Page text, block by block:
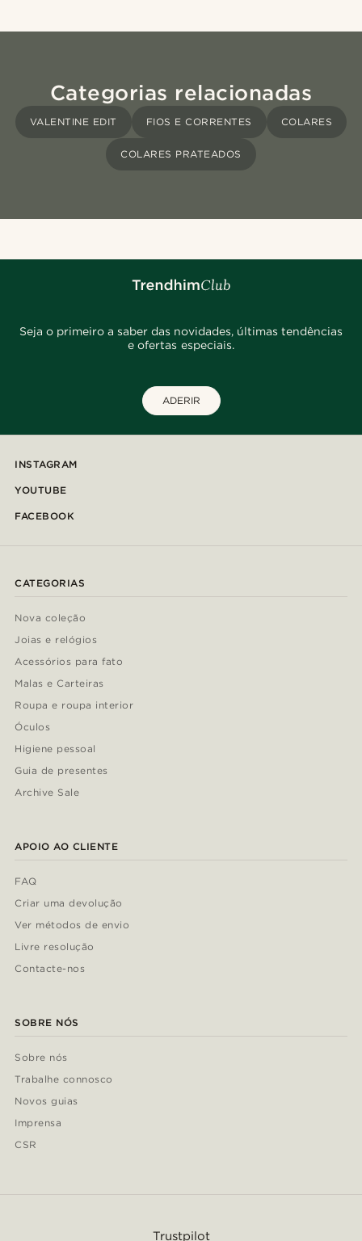
Categorias relacionadas
VALENTINE EDIT FIOS E CORRENTES COLARES
COLARES PRATEADOS
Seja o primeiro a saber das novidades, últimas tendências
e ofertas especiais.
ADERIR
INSTAGRAM
YOUTUBE
FACEBOOK
CATEGORIAS
Nova coleção
Joias e relógios
Acessórios para fato
Malas e Carteiras
Roupa e roupa interior
Óculos
Higiene pessoal
Guia de presentes
Archive Sale
APOIO AO CLIENTE
FAQ
Criar uma devolução
Ver métodos de envio
Livre resolução
Contacte-nos
SOBRE NÓS
Sobre nós
Trabalhe connosco
Novos guias
Imprensa
CSR
Trustpilot